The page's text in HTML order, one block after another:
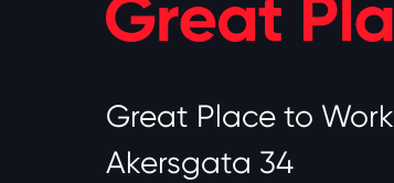
Great Place to
Akersgata 34